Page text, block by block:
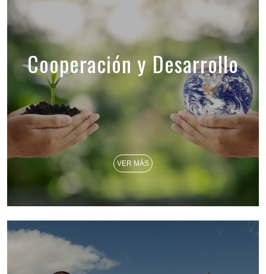
Cooperación y Desarrollo
VER MÁS